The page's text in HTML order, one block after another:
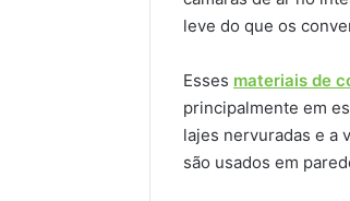
leve do que os
Esses materiais de
principalmente em
lajes nervuradas e a
são usados em